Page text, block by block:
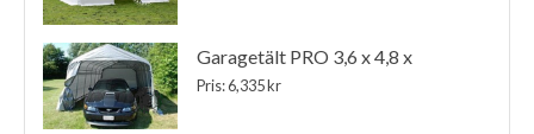
Garagetält PRO 3,6 x 4,8 x
Pris: 6,335 kr